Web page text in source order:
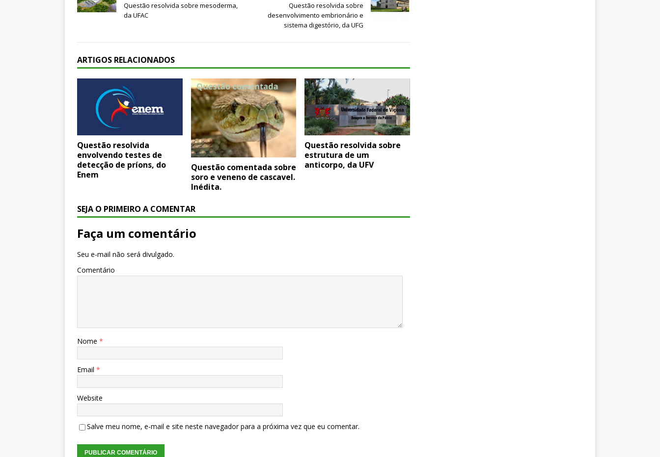
Questão resolvida sobre mesoderma,
da UFAC
Questão resolvida sobre
desenvolvimento embrionário e
sistema digestório, da UFG
ARTIGOS RELACIONADOS
Questão resolvida
envolvendo testes de
detecção de príons, do
Enem
Questão comentada sobre
soro e veneno de cascavel.
Inédita.
Questão resolvida sobre
estrutura de um
anticorpo, da UFV
SEJA O PRIMEIRO A COMENTAR
Faça um comentário
Seu e-mail não será divulgado.
Comentário
Nome *
Email *
Website
Salve meu nome, e-mail e site neste navegador para a próxima vez que eu comentar.